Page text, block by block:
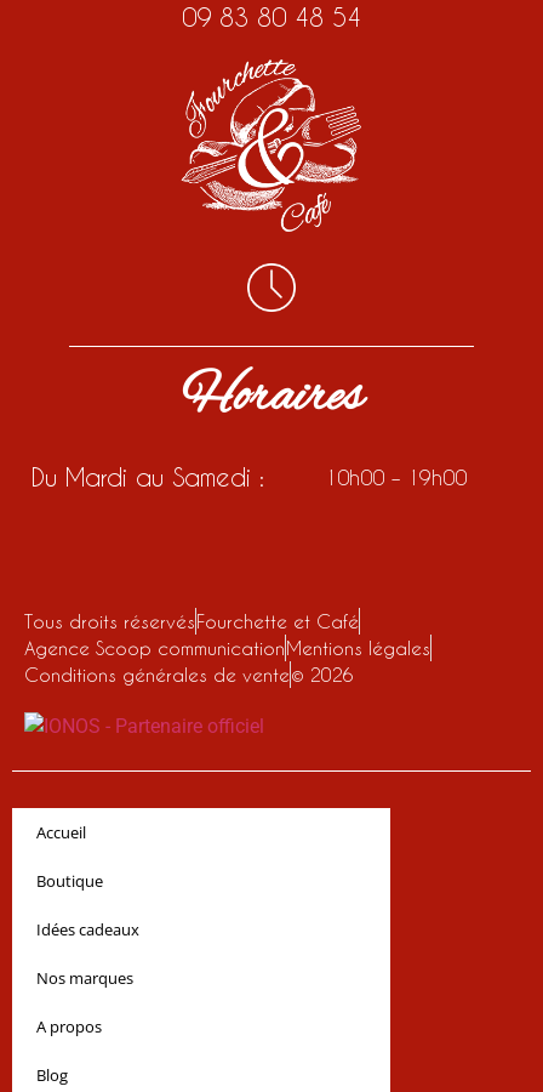
09 83 80 48 54
Horaires
Du Mardi au Samedi : 10h00 – 19h00
Tous droits réservésFourchette et Café
Agence Scoop communicationMentions légales
Conditions générales de vente© 2026
Accueil
Boutique
Idées cadeaux
Nos marques
A propos
Blog